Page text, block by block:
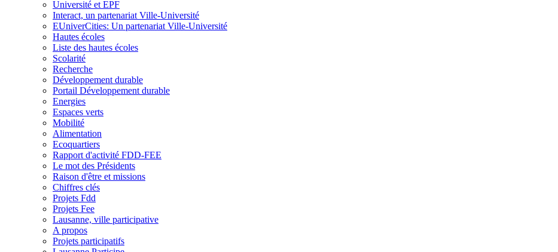
Université et EPF
Interact, un partenariat Ville-Université
EUniverCities: Un partenariat Ville-Université
Hautes écoles
Liste des hautes écoles
Scolarité
Recherche
Développement durable
Portail Développement durable
Energies
Espaces verts
Mobilité
Alimentation
Ecoquartiers
Rapport d'activité FDD-FEE
Le mot des Présidents
Raison d'être et missions
Chiffres clés
Projets Fdd
Projets Fee
Lausanne, ville participative
A propos
Projets participatifs